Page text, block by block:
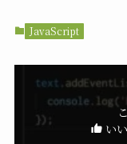
JavaScript
いい